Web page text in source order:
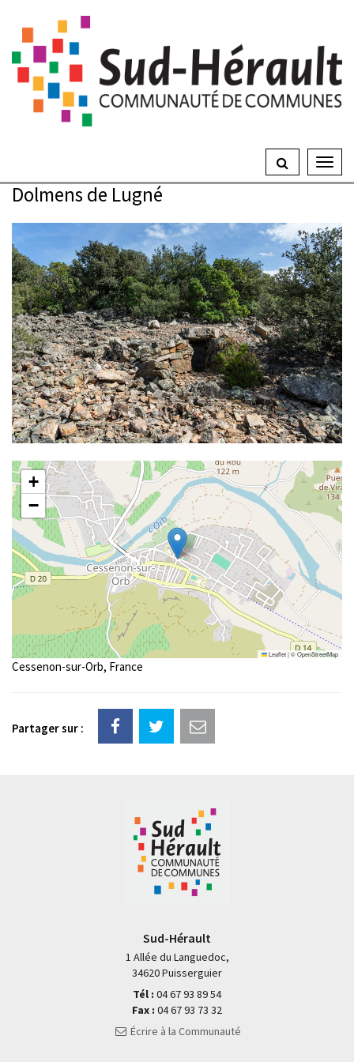
Ouvrir
le
Dolmens de Lugné
+
−
Leaflet|©OpenStreetMap
Cessenon-sur-Orb, France
Partager sur :
Sud-Hérault
1 Allée du Languedoc,
34620 Puisserguier
Tél : 04 67 93 89 54
Fax : 04 67 93 73 32
Écrire à la Communauté